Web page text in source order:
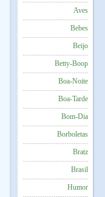
Aves
Bebes
Beijo
Betty-Boop
Boa-Noite
Boa-Tarde
Bom-Dia
Borboletas
Bratz
Brasil
Humor